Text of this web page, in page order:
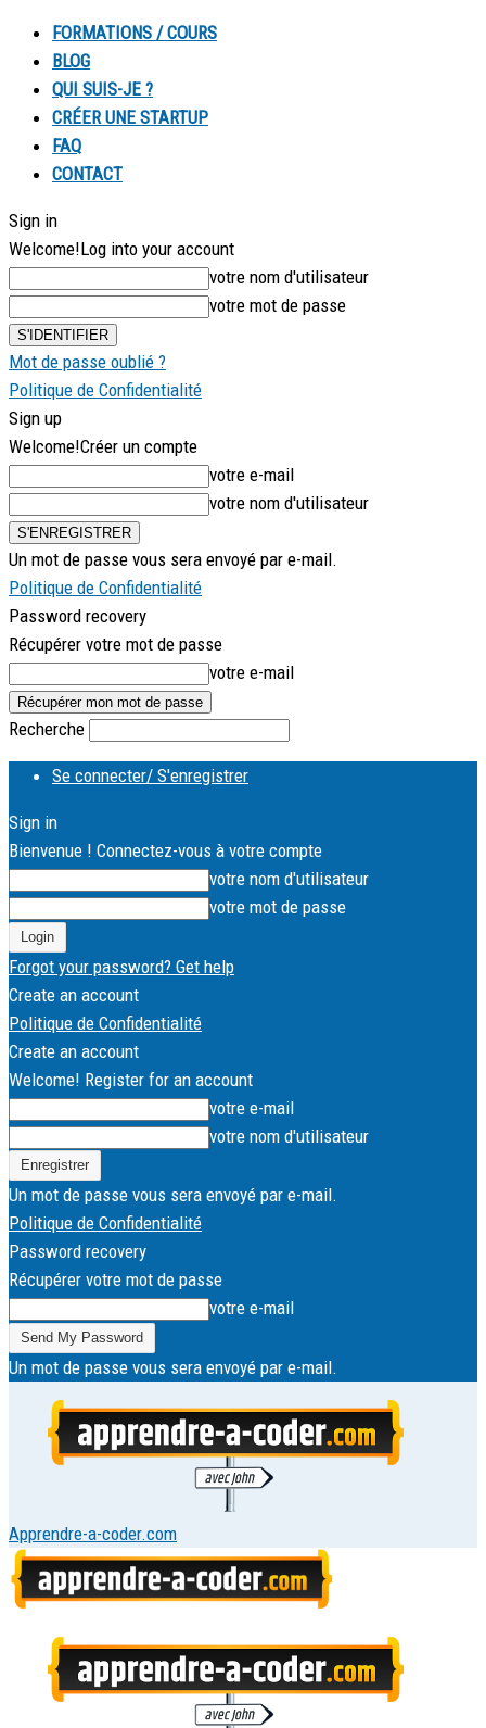
FORMATIONS / COURS
BLOG
QUI SUIS-JE ?
CRÉER UNE STARTUP
FAQ
CONTACT
Sign in
Welcome!Log into your account
votre nom d'utilisateur
votre mot de passe
Mot de passe oublié ?
Politique de Confidentialité
Sign up
Welcome!Créer un compte
votre e-mail
votre nom d'utilisateur
Un mot de passe vous sera envoyé par e-mail.
Politique de Confidentialité
Password recovery
Récupérer votre mot de passe
votre e-mail
Recherche
Se connecter/ S'enregistrer
Sign in
Bienvenue ! Connectez-vous à votre compte
votre nom d'utilisateur
votre mot de passe
Forgot your password? Get help
Create an account
Politique de Confidentialité
Create an account
Welcome! Register for an account
votre e-mail
votre nom d'utilisateur
Un mot de passe vous sera envoyé par e-mail.
Politique de Confidentialité
Password recovery
Récupérer votre mot de passe
votre e-mail
Un mot de passe vous sera envoyé par e-mail.
Apprendre-a-coder.com